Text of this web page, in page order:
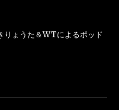
りょうた＆WTによるポッド